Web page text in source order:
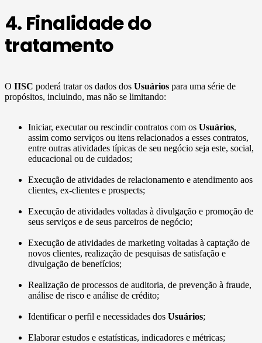
4. Finalidade do
tratamento
O IISC poderá tratar os dados dos Usuários para uma série de
propósitos, incluindo, mas não se limitando:
Iniciar, executar ou rescindir contratos com os Usuários,
assim como serviços ou itens relacionados a esses contratos,
entre outras atividades típicas de seu negócio seja este, social,
educacional ou de cuidados;
Execução de atividades de relacionamento e atendimento aos
clientes, ex-clientes e prospects;
Execução de atividades voltadas à divulgação e promoção de
seus serviços e de seus parceiros de negócio;
Execução de atividades de marketing voltadas à captação de
novos clientes, realização de pesquisas de satisfação e
divulgação de benefícios;
Realização de processos de auditoria, de prevenção à fraude,
análise de risco e análise de crédito;
Identificar o perfil e necessidades dos Usuários;
Elaborar estudos e estatísticas, indicadores e métricas;